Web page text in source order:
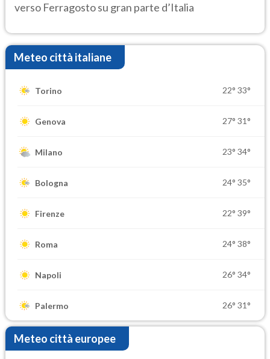
verso Ferragosto su gran parte d’Italia
Meteo città italiane
Torino 22° 33°
Genova 27° 31°
Milano 23° 34°
Bologna 24° 35°
Firenze 22° 39°
Roma 24° 38°
Napoli 26° 34°
Palermo 26° 31°
Meteo città europee